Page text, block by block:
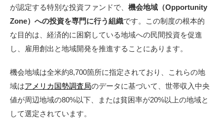
が認定する特別な投資ファンドで、 機会地域（Opportunity
Zone）への投資を専門に行う組織です。この制度の根本的
な目的は、経済的に困窮している地域への民間投資を促進
し、雇用創出と地域開発を推進することにあります。
機会地域は全米約8,700箇所に指定されており、これらの地
域はアメリカ国勢調査局のデータに基づいて、世帯収入中央
値が周辺地域の80%以下、または貧困率が20%以上の地域と
して選定されています。